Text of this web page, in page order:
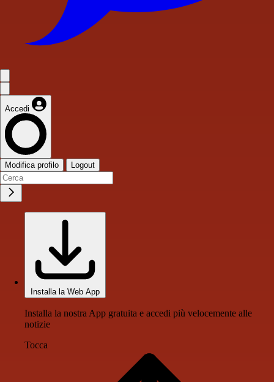
Accedi
Modifica profilo Logout
Installa la Web App
Installa la nostra App gratuita e accedi più velocemente alle
notizie
Tocca